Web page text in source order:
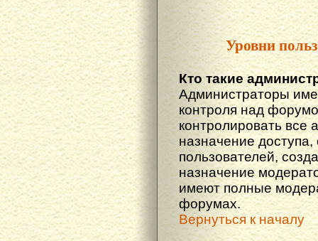
Уровни
Кто такие
Администраторы
контроля над
контролировать все
назначение
пользователей,
назначение
имеют полные
форумах.
Вернуться к началу